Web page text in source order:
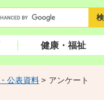
健康・福祉
公表資料 > アンケート